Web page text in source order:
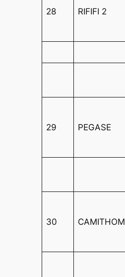
28 RIFIFI 2
29 PEGASE
30 CAMITHOM